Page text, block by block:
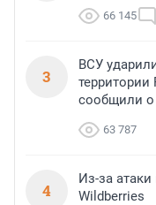
66 145
3
ВСУ
территории
сообщили
63 787
4
Из-за
Wildberries